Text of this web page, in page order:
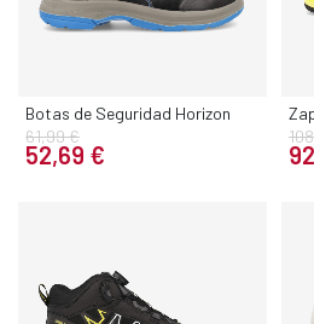
Botas de Seguridad Horizon
61,99 €
52,69 €